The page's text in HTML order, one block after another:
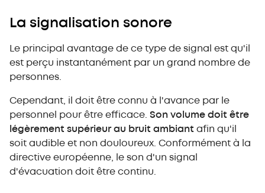
La signalisation sonore
Le principal avantage de ce type de signal est qu'il
est perçu instantanément par un grand nombre de
personnes.
Cependant, il doit être connu à l'avance par le
personnel pour être efficace. Son volume doit être
légèrement supérieur au bruit ambiant afin qu'il
soit audible et non douloureux. Conformément à la
directive européenne, le son d'un signal
d'évacuation doit être continu.